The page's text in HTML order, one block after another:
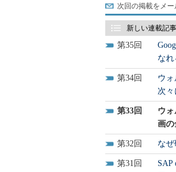
次回の掲載をメ
新しい連載記
35
な
34
ウ
次
33
ウ
画
32 な
31